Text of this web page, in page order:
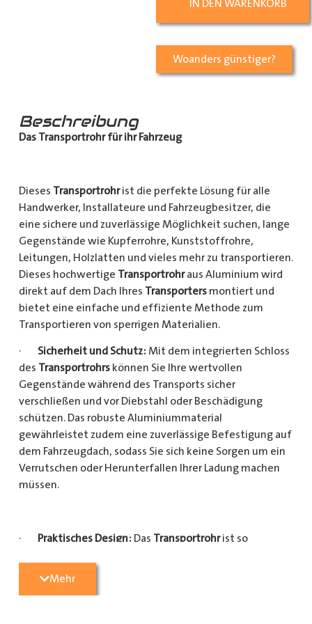
IN DEN WARENKORB
Woanders günstiger?
Beschreibung
Das Transportrohr für ihr Fahrzeug
Dieses Transportrohrist die perfekte Lösung für alle
Handwerker, Installateure und Fahrzeugbesitzer, die
eine sichere und zuverlässige Möglichkeit suchen, lange
Gegenstände wie Kupferrohre, Kunststoffrohre,
Leitungen, Holzlatten und vieles mehr zu transportieren.
Dieses hochwertige Transportrohraus Aluminium wird
direkt auf dem Dach Ihres Transportersmontiert und
bietet eine einfache und effiziente Methode zum
Transportieren von sperrigen Materialien.
· Sicherheit und Schutz: Mit dem integrierten Schloss
des Transportrohrskönnen Sie Ihre wertvollen
Gegenstände während des Transports sicher
verschließen und vor Diebstahl oder Beschädigung
schützen. Das robuste Aluminiummaterial
gewährleistet zudem eine zuverlässige Befestigung auf
dem Fahrzeugdach, sodass Sie sich keine Sorgen um ein
Verrutschen oder Herunterfallen Ihrer Ladung machen
müssen.
· Praktisches Design: Das Transportrohrist so
Gegenständen sicher und einfach transportieren kann
Mehr